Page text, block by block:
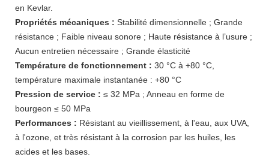
en Kevlar.
Propriétés mécaniques : Stabilité dimensionnelle ; Grande
résistance ; Faible niveau sonore ; Haute résistance à l’usure ;
Aucun entretien nécessaire ; Grande élasticité
Température de fonctionnement : 30 °C à +80 °C,
température maximale instantanée : +80 °C
Pression de service : ≤ 32 MPa ; Anneau en forme de
bourgeon ≤ 50 MPa
Performances : Résistant au vieillissement, à l'eau, aux UVA,
à l'ozone, et très résistant à la corrosion par les huiles, les
acides et les bases.